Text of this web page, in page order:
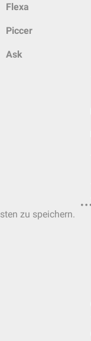
Flexa
Piccer
Ask
zu speichern.